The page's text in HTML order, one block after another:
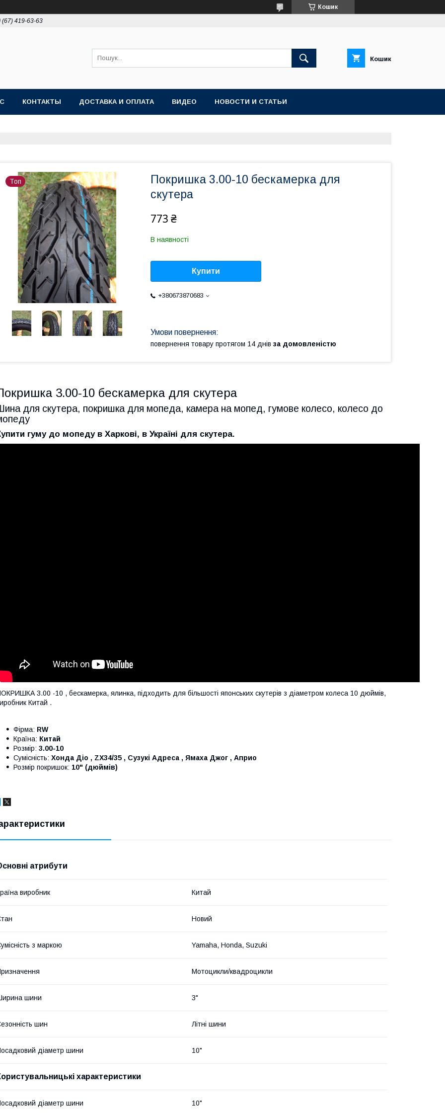
Кошик
(67) 419-63-63
Кошик
КОНТАКТЫ ДОСТАВКА И ОПЛАТА ВИДЕО НОВОСТИ И СТАТЬИ
Топ
Покришка 3.00-10 бескамерка для
скутера
773 ₴
В наявності
Купити
+380673870683
повернення товару протягом 14 днів за домовленістю
3.00-10 бескамерка для скутера
для скутера, покришка для мопеда, камера на мопед, гумове колесо, колесо до
гуму до мопеду в Харкові, в Україні для скутера.
3.00 -10 , бескамерка, ялинка, підходить для більшості японських скутерів з діаметром колеса 10 дюймів,
Китай .
Фірма: RW
Країна: Китай
Розмір: 3.00-10
Сумісність: Хонда Діо , ZX34/35 , Сузукі Адреса , Ямаха Джог , Априо
Розмір покришок: 10" (дюймів)
атрибути
виробник Китай
Новий
з маркою Yamaha, Honda, Suzuki
Мотоцикли/квадроцикли
шини 3"
шин Літні шини
діаметр шини 10"
характеристики
діаметр шини 10"